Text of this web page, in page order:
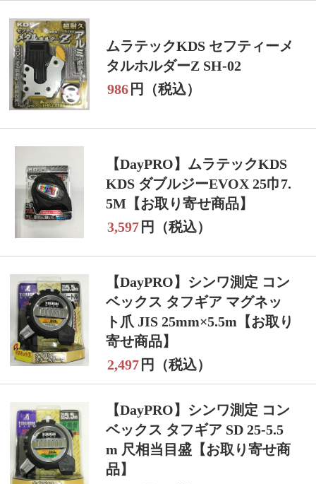
ムラテックKDS セフティーメ
タルホルダーZ SH-02
986 円（税込）
【DayPRO】ムラテックKDS
KDS ダブルジーEVOX 25巾7.
5M【お取り寄せ商品】
3,597 円（税込）
【DayPRO】シンワ測定 コン
ベックス タフギア マグネッ
ト爪 JIS 25mm×5.5m【お取り
寄せ商品】
2,497 円（税込）
【DayPRO】シンワ測定 コン
ベックス タフギア SD 25-5.5
m 尺相当目盛【お取り寄せ商
品】